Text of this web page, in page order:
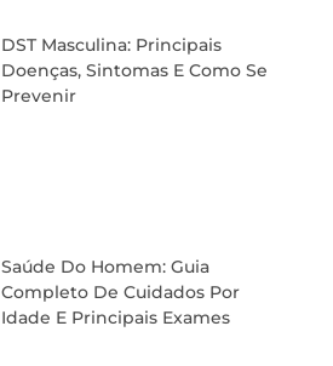
DST Masculina: Principais
Doenças, Sintomas E Como Se
Prevenir
Saúde Do Homem: Guia
Completo De Cuidados Por
Idade E Principais Exames